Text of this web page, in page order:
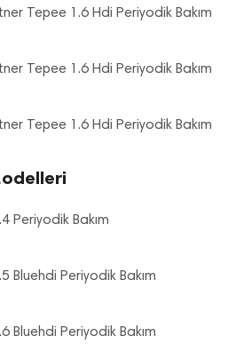
Tepee 1.6 Hdi Periyodik Bakım
Tepee 1.6 Hdi Periyodik Bakım
Tepee 1.6 Hdi Periyodik Bakım
Periyodik Bakım
Bluehdi Periyodik Bakım
Bluehdi Periyodik Bakım